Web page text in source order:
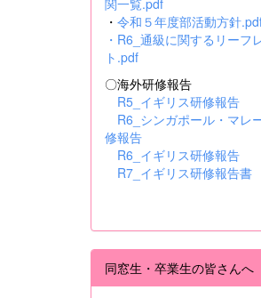
・ 令和５年度部活動方針
・ R6_通級に関するリーフ
ト.pdf
〇海外研修報告
R5_イギリス研修報告
R6_シンガポール・マレ
修報告
R6_イギリス研修報告
R7_イギリス研修報告書
同窓生・卒業生の皆さんへ